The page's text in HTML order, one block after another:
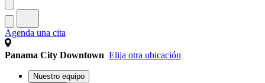
Agenda una cita
Panama City Downtown Elija otra ubicación
Nuestro equipo